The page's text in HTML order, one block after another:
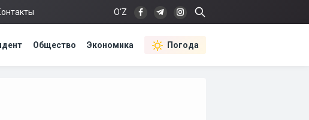
O‘Z
Общество Экономика Погода